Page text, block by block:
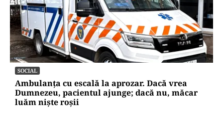
SOCIAL
Ambulanța cu escală la aprozar. Dacă vrea
Dumnezeu, pacientul ajunge; dacă nu, măcar
luăm niște roșii